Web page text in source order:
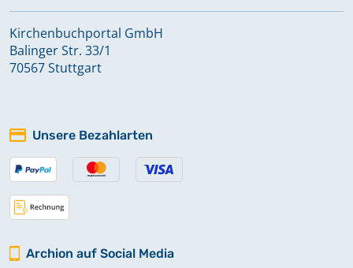
Kirchenbuchportal GmbH
Balinger Str. 33/1
70567 Stuttgart
Unsere Bezahlarten
Archion auf Social Media